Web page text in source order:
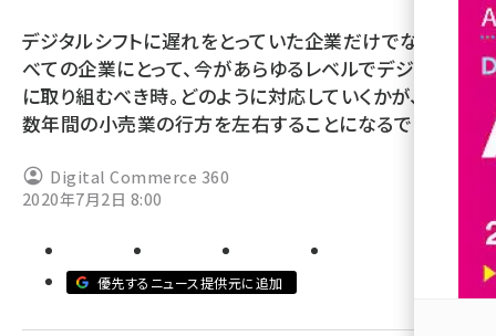
アスクル (1115)
base (1070)
revico (738)
デジタルシフトに遅れをとっていた企業だけでなく、す
べての企業にとって、今があらゆるレベルでデジタル化
に取り組むべき時。どのように対応していくかが、今後
数年間の小売業の行方を左右することになるでしょう
Digital Commerce 360
2020年7月2日 8:00
優先するニュース提供元に追加